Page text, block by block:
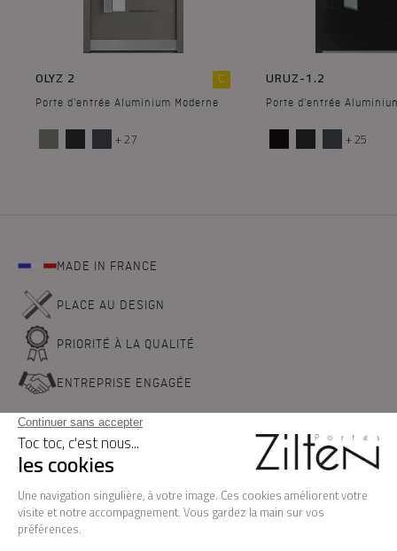
OLYZ 2
Porte d'entrée Aluminium Moderne
C
+ 27
URUZ-1.2
Porte d'entrée
+ 25
MADE IN FRANCE
PLACE AU DESIGN
PRIORITÉ À LA QUALITÉ
ENTREPRISE ENGAGÉE
NOS PORTES D'ENTREE
LA MARQUE